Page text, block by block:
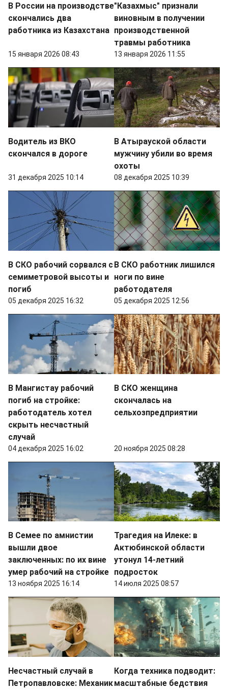
В России на производстве
скончались два
работника из Казахстана
15 января 2026 08:43
"Казахмыс" признали
виновным в получении
производственной
травмы работника
13 января 2026 11:55
Водитель из ВКО
скончался в дороге
31 декабря 2025 10:14
В Атырауской области
мужчину убили во время
охоты
08 декабря 2025 10:39
В СКО рабочий сорвался с
семиметровой высоты и
погиб
05 декабря 2025 16:32
В СКО работник лишился
ноги по вине
работодателя
05 декабря 2025 12:56
В Мангистау рабочий
погиб на стройке:
работодатель хотел
скрыть несчастный
случай
04 декабря 2025 16:02
В СКО женщина
скончалась на
сельхозпредприятии
20 ноября 2025 08:28
В Семее по амнистии
вышли двое
заключенных: по их вине
умер рабочий на стройке
13 ноября 2025 16:14
Трагедия на Илеке: в
Актюбинской области
утонул 14-летний
подросток
14 июля 2025 08:57
Несчастный случай в
Петропавловске: Механик
Когда техника подводит:
масштабные бедствия